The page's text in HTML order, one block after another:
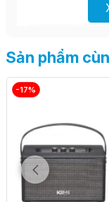
Sản phẩm
-17%